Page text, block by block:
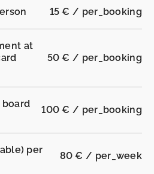
15 € / per_booking
at
50 € / per_booking
100 € / per_booking
per
80 € / per_week